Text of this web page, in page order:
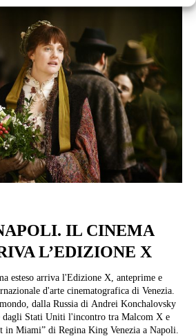
IL CINEMA
L’EDIZIONE X
esteso arriva l'Edizione X, anteprime e
d'arte cinematografica di Venezia.
dalla Russia di Andrei Konchalovsky
Stati Uniti l'incontro tra Malcom X e
di Regina King Venezia a Napoli.